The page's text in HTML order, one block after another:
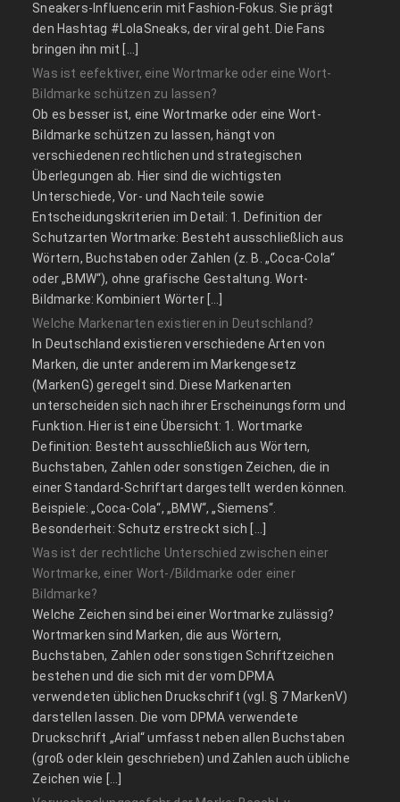
Sneakers-Influencerin mit Fashion-Fokus. Sie prägt
den Hashtag #LolaSneaks, der viral geht. Die Fans
bringen ihn mit […]
Was ist eefektiver, eine Wortmarke oder eine Wort-
Bildmarke schützen zu lassen?
Ob es besser ist, eine Wortmarke oder eine Wort-
Bildmarke schützen zu lassen, hängt von
verschiedenen rechtlichen und strategischen
Überlegungen ab. Hier sind die wichtigsten
Unterschiede, Vor- und Nachteile sowie
Entscheidungskriterien im Detail: 1. Definition der
Schutzarten Wortmarke: Besteht ausschließlich aus
Wörtern, Buchstaben oder Zahlen (z. B. „Coca-Cola“
oder „BMW“), ohne grafische Gestaltung. Wort-
Bildmarke: Kombiniert Wörter […]
Welche Markenarten existieren in Deutschland?
In Deutschland existieren verschiedene Arten von
Marken, die unter anderem im Markengesetz
(MarkenG) geregelt sind. Diese Markenarten
unterscheiden sich nach ihrer Erscheinungsform und
Funktion. Hier ist eine Übersicht: 1. Wortmarke
Definition: Besteht ausschließlich aus Wörtern,
Buchstaben, Zahlen oder sonstigen Zeichen, die in
einer Standard-Schriftart dargestellt werden können.
Beispiele: „Coca-Cola“, „BMW“, „Siemens“.
Besonderheit: Schutz erstreckt sich […]
Was ist der rechtliche Unterschied zwischen einer
Wortmarke, einer Wort-/Bildmarke oder einer
Bildmarke?
Welche Zeichen sind bei einer Wortmarke zulässig?
Wortmarken sind Marken, die aus Wörtern,
Buchstaben, Zahlen oder sonstigen Schriftzeichen
bestehen und die sich mit der vom DPMA
verwendeten üblichen Druckschrift (vgl. § 7 MarkenV)
darstellen lassen. Die vom DPMA verwendete
Druckschrift „Arial“ umfasst neben allen Buchstaben
(groß oder klein geschrieben) und Zahlen auch übliche
Zeichen wie […]